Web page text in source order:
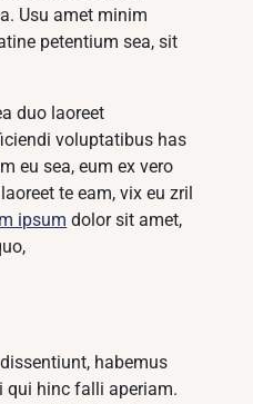
Usu amet minim
petentium sea, sit
duo laoreet
voluptatibus has
eu sea, eum ex vero
te eam, vix eu zril
ipsum dolor sit amet,
habemus
qui hinc falli aperiam.